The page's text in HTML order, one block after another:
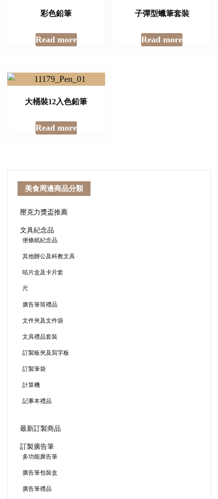
彩色鉛筆
Read more
子彈型蠟筆套裝
Read more
大桶裝12入色鉛筆
Read more
美食周邊商品分類
壓克力獎盃推薦
文具紀念品
便條紙紀念品
其他辦公及科教文具
咭片盒及卡片套
尺
廣告筆筒禮品
文件夾及文件袋
文具禮品套裝
訂製板夾及寫字板
訂製筆袋
計算機
記事本禮品
最新訂製商品
訂製廣告筆
多功能廣告筆
廣告筆包裝盒
廣告筆禮品